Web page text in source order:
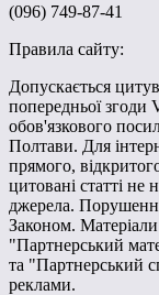
(096) 749-87-41
Правила сайту:
Допускається
попередньої згоди
обов'язкового
Полтави. Для
прямого,
цитовані статті не
джерела.
Законом.
"Партнерський
та "Партнерський
реклами.